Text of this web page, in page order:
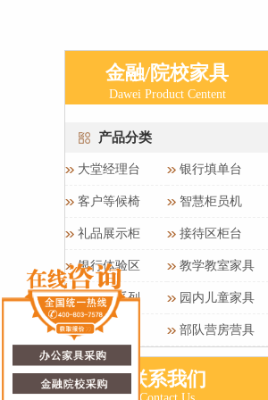
金融/院校家具
Dawei Product Centent
产品分类
大堂经理台 银行填单台
客户等候椅 智慧柜员机
礼品展示柜 接待区柜台
银行体验区 教学教室家具
实验室系列 园内儿童家具
整体定制 部队营房营具
联系我们